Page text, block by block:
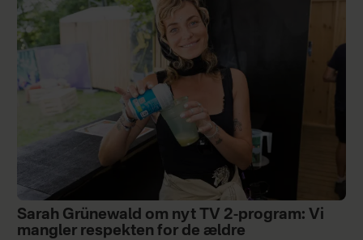
Sarah Grünewald om nyt TV 2-program: Vi
mangler respekten for de ældre